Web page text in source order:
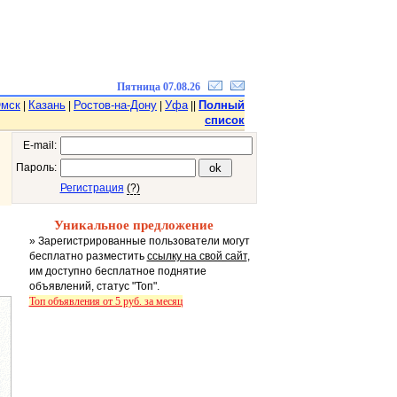
Пятница 07.08.26
Казань Ростов-на-Дону Уфа||
Полный
список
E-mail:
Пароль:
Регистрация (?)
Уникальное предложение
» Зарегистрированные пользователи могут
бесплатно разместить ссылку на свой сайт,
им доступно бесплатное поднятие
объявлений, статус "Топ".
Топ объявления от 5 руб. за месяц